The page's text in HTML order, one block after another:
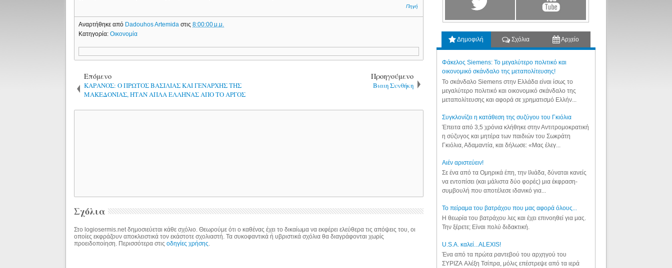
Πηγή
Αναρτήθηκε από Dadouhos Artemidaστις8:00:00 μ.μ.
Κατηγορία:Οικονομία
Επόμενο
ΚΑΡΑΝΟΣ: Ο ΠΡΩΤΟΣ ΒΑΣΙΛΙΑΣ ΚΑΙ ΓΕΝΑΡΧΗΣ ΤΗΣ
ΜΑΚΕΔΟΝΙΑΣ, ΗΤΑΝ ΑΠΛΑ ΕΛΛΗΝΑΣ ΑΠΟ ΤΟ ΑΡΓΟΣ
Προηγούμενο
Βιαιη Συνθήκη
Σχόλια
Στο logiosermis.net δημοσιεύεται κάθε σχόλιο. Θεωρούμε ότι ο καθένας έχει το δικαίωμα να εκφέρει ελεύθερα τις απόψεις του, οι
οποίες εκφράζουν αποκλειστικά τον εκάστοτε σχολιαστή. Τα συκοφαντικά ή υβριστικά σχόλια θα διαγράφονται χωρίς
προειδοποίηση. Περισσότερα στιςοδηγίες χρήσης
Δημοφιλή Σχόλια Αρχείο
Φάκελος Siemens: Το μεγαλύτερο πολιτικό και
οικονομικό σκάνδαλο της μεταπολίτευσης!
Το σκάνδαλο Siemens στην Ελλάδα είναι ίσως το
μεγαλύτερο πολιτικό και οικονομικό σκάνδαλο της
μεταπολίτευσης και αφορά σε χρηματισμό Ελλήν...
Συγκλονίζει η κατάθεση της συζύγου του Γκιόλια
Έπειτα από 3,5 χρόνια κλήθηκε στην Αντιτρομοκρατική
η σύζυγος και μητέρα των παιδιών του Σωκράτη
Γκιόλια, Αδαμαντία, και δήλωσε: «Μας έλεγ...
Aιέν αριστεύειν!
Σε ένα από τα Ομηρικά έπη, την Ιλιάδα, δύναται κανείς
να εντοπίσει (και μάλιστα δύο φορές) μια έκφραση-
συμβουλή που αποτέλεσε ιδανικό για...
Το πείραμα του βατράχου που μας αφορά όλους...
Η θεωρία του βατράχου λες και έχει επινοηθεί για μας.
Την ξέρετε; Είναι πολύ διδακτική.
U.S.A. καλεί...ALEXIS!
Ένα από τα πρώτα ραντεβού του αρχηγού του
ΣΥΡΙΖΑ Αλέξη Τσίπρα, μόλις επέστρεψε από τα ιερά